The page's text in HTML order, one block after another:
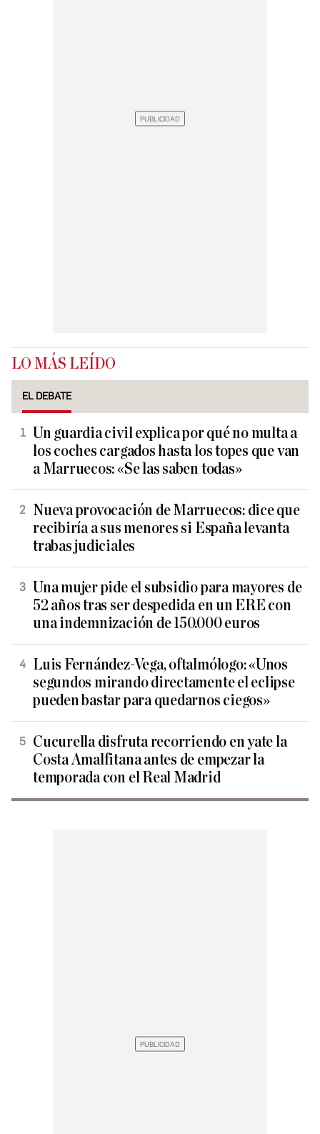
LO MÁS LEÍDO
EL DEBATE
Un guardia civil explica por qué no multa a
los coches cargados hasta los topes que van
a Marruecos: «Se las saben todas»
Nueva provocación de Marruecos: dice que
recibiría a sus menores si España levanta
trabas judiciales
Una mujer pide el subsidio para mayores de
52 años tras ser despedida en un ERE con
una indemnización de 150.000 euros
Luis Fernández-Vega, oftalmólogo: «Unos
segundos mirando directamente el eclipse
pueden bastar para quedarnos ciegos»
Cucurella disfruta recorriendo en yate la
Costa Amalfitana antes de empezar la
temporada con el Real Madrid